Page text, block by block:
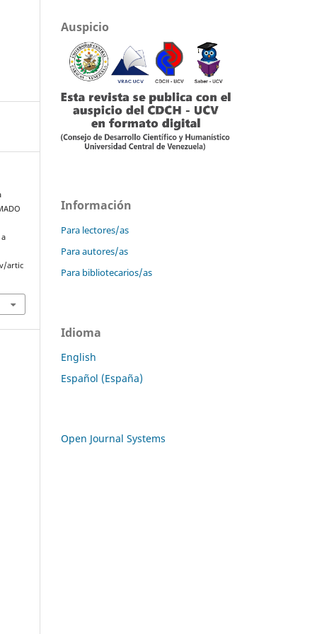
artic
Auspicio
Información
Para lectores/as
Para autores/as
Para bibliotecarios/as
Idioma
English
Español (España)
Open Journal Systems